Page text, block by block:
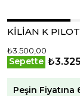
KİLİAN K
₺3.500,00
Sepette
Peşin Fiyatına